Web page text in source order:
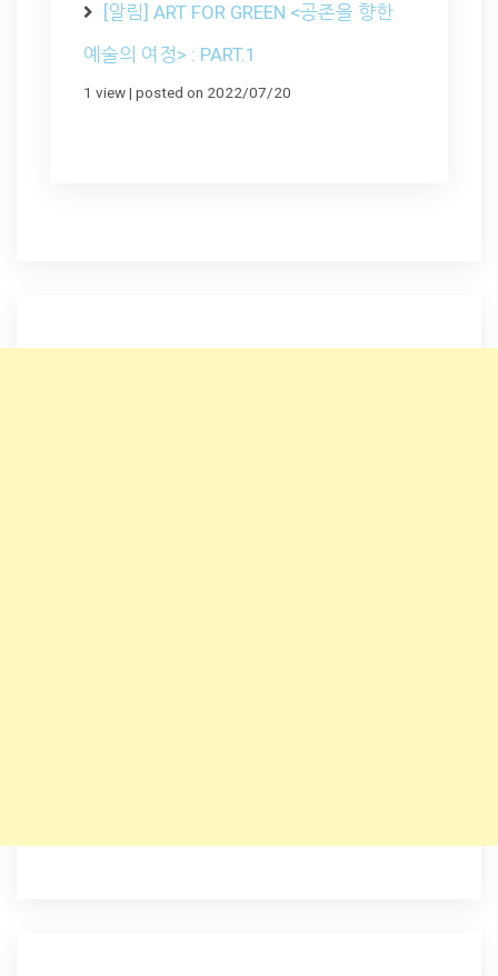
[알림] ART FOR GREEN <공존을 향한
예술의 여정> : PART.1
1 view| posted on 2022/07/20